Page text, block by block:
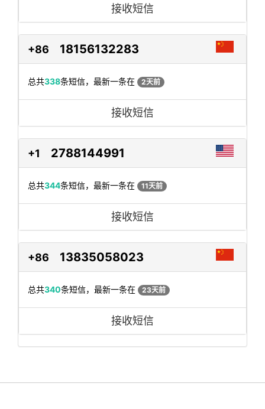
接收短信
+86 18156132283
总共338条短信，最新一条在 2天前
接收短信
+1 2788144991
总共344条短信，最新一条在 11天前
接收短信
+86 13835058023
总共340条短信，最新一条在 23天前
接收短信